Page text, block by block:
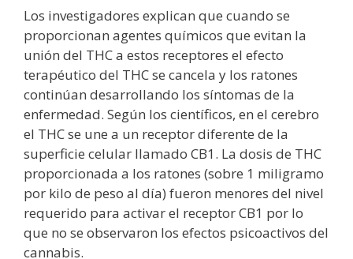
Los investigadores explican que cuando se
proporcionan agentes químicos que evitan la
unión del THC a estos receptores el efecto
terapéutico del THC se cancela y los ratones
continúan desarrollando los síntomas de la
enfermedad. Según los científicos, en el cerebro
el THC se une a un receptor diferente de la
superficie celular llamado CB1. La dosis de THC
proporcionada a los ratones (sobre 1 miligramo
por kilo de peso al día) fueron menores del nivel
requerido para activar el receptor CB1 por lo
que no se observaron los efectos psicoactivos del
cannabis.